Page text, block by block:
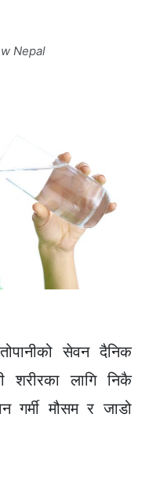
Nepal
सेवन दैनिक
शरीरका लागि निकै
मौसम र जाडो